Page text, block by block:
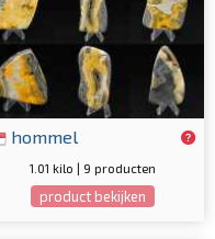
hommel
1.01 kilo | 9 producten
product bekijken